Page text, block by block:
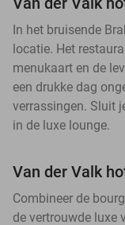
In het bruisende
locatie. Het
menukaart en de
een drukke dag
verrassingen. Sluit
in de luxe lounge.
Van der Valk
Combineer de
de vertrouwde luxe